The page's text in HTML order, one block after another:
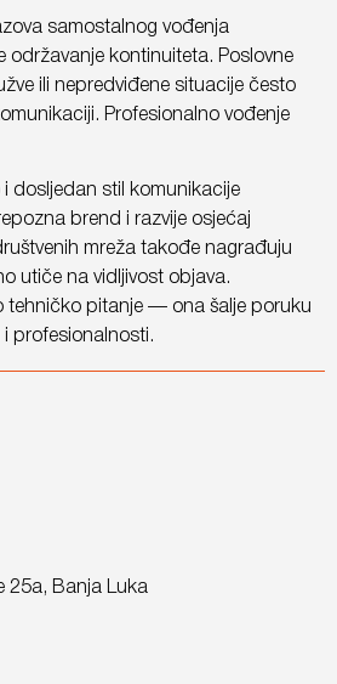
samostalnog vođenja
održavanje kontinuiteta. Poslovne
ili nepredviđene situacije često
Profesionalno vođenje
dosljedan stil komunikacije
brend i razvije osjećaj
mreža takođe nagrađuju
utiče na vidljivost objava.
tehničko pitanje — ona šalje poruku
profesionalnosti.
25a, Banja Luka